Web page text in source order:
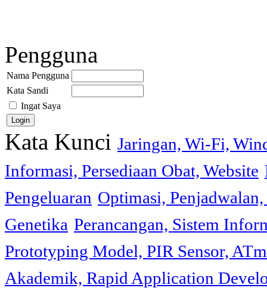
Pengguna
Nama Pengguna
Kata Sandi
Ingat Saya
Kata Kunci Jaringan, Wi-Fi,
Informasi, Persediaan Obat, Website
Pengeluaran Optimasi,
Genetika Perancangan, Sistem
Prototyping Model, PIR Sensor,
Akademik, Rapid Application